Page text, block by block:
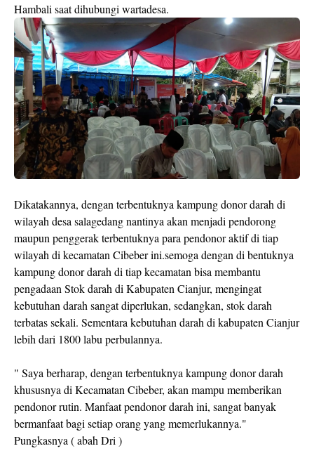
Hambali saat dihubungi wartadesa.
Dikatakannya, dengan terbentuknya kampung donor darah di
wilayah desa salagedang nantinya akan menjadi pendorong
maupun penggerak terbentuknya para pendonor aktif di tiap
wilayah di kecamatan Cibeber ini.semoga dengan di bentuknya
kampung donor darah di tiap kecamatan bisa membantu
pengadaan Stok darah di Kabupaten Cianjur, mengingat
kebutuhan darah sangat diperlukan, sedangkan, stok darah
terbatas sekali. Sementara kebutuhan darah di kabupaten Cianjur
lebih dari 1800 labu perbulannya.
" Saya berharap, dengan terbentuknya kampung donor darah
khususnya di Kecamatan Cibeber, akan mampu memberikan
pendonor rutin. Manfaat pendonor darah ini, sangat banyak
bermanfaat bagi setiap orang yang memerlukannya."
Pungkasnya ( abah Dri )